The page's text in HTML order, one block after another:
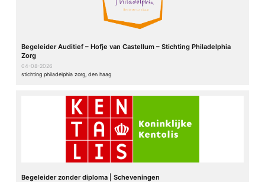
Begeleider Auditief – Hofje van Castellum – Stichting Philadelphia
Zorg
04-08-2026
stichting philadelphia zorg, den haag
Begeleider zonder diploma | Scheveningen